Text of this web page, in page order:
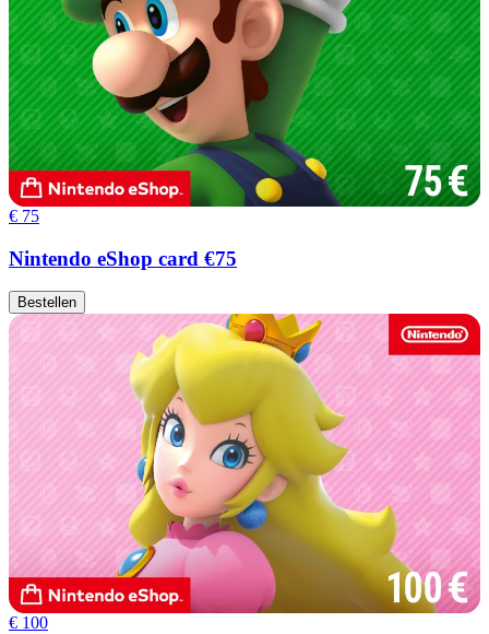
€ 75
Nintendo eShop card €75
Bestellen
€ 100